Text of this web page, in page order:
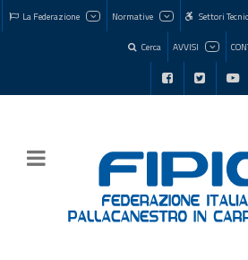
La Federazione Normative Settori
Cerca AVVISI